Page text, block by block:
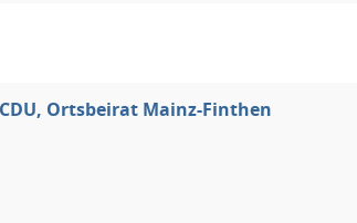
Ortsbeirat Mainz-Finthen